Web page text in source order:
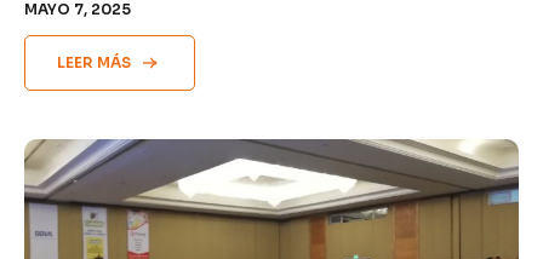
MAYO 7, 2025
LEER MÁS